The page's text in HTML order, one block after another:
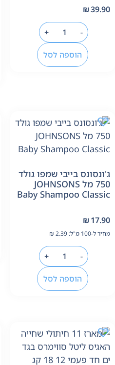
₪
-
הוספה לסל
בייבי שמפו גולד
750 מל JOHNSONS
Baby Shampoo
₪
ל-100 מ"ל: ₪2.39
-
הוספה לסל